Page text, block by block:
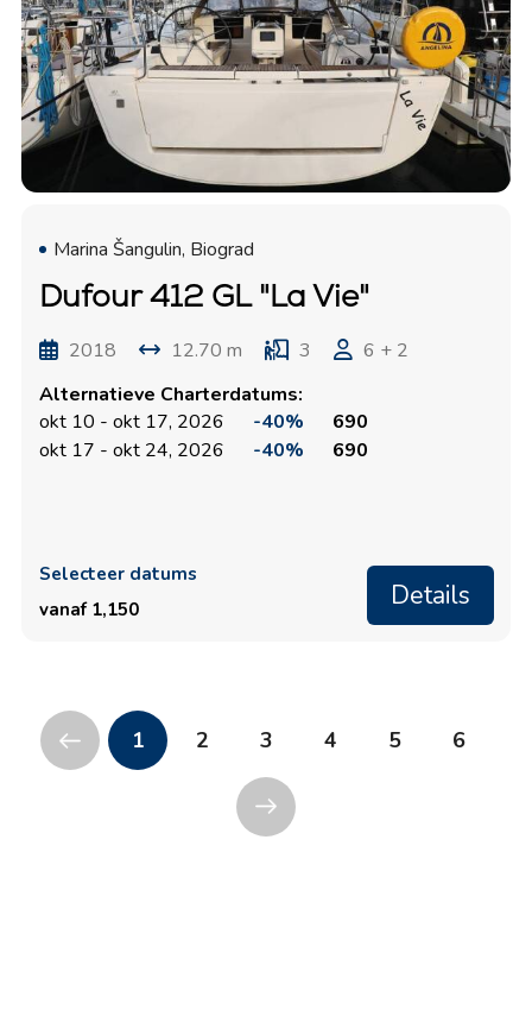
Marina Šangulin, Biograd
Dufour 412 GL "La Vie"
2018 12.70 m 3
6 + 2
Alternatieve Charterdatums:
okt 10 - okt 17, 2026
-40%
690
okt 17 - okt 24, 2026
-40% 690
Selecteer datums
vanaf 1,150
Details
1 2 3 4 5 6